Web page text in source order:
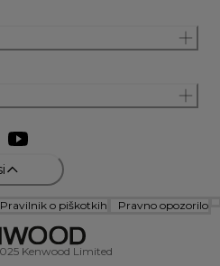
Pravilnik o piškotkih Pravno opozorilo
Kenwood Limited